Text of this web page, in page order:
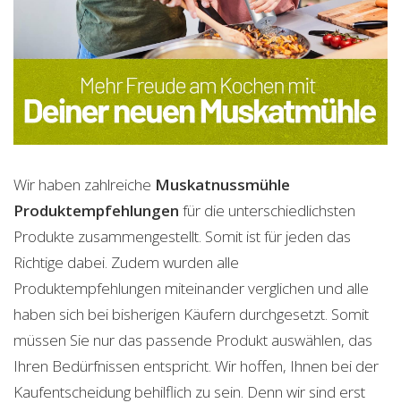
Wir haben zahlreiche Muskatnussmühle
Produktempfehlungen für die unterschiedlichsten
Produkte zusammengestellt. Somit ist für jeden das
Richtige dabei. Zudem wurden alle
Produktempfehlungen miteinander verglichen und alle
haben sich bei bisherigen Käufern durchgesetzt. Somit
müssen Sie nur das passende Produkt auswählen, das
Ihren Bedürfnissen entspricht. Wir hoffen, Ihnen bei der
Kaufentscheidung behilflich zu sein. Denn wir sind erst